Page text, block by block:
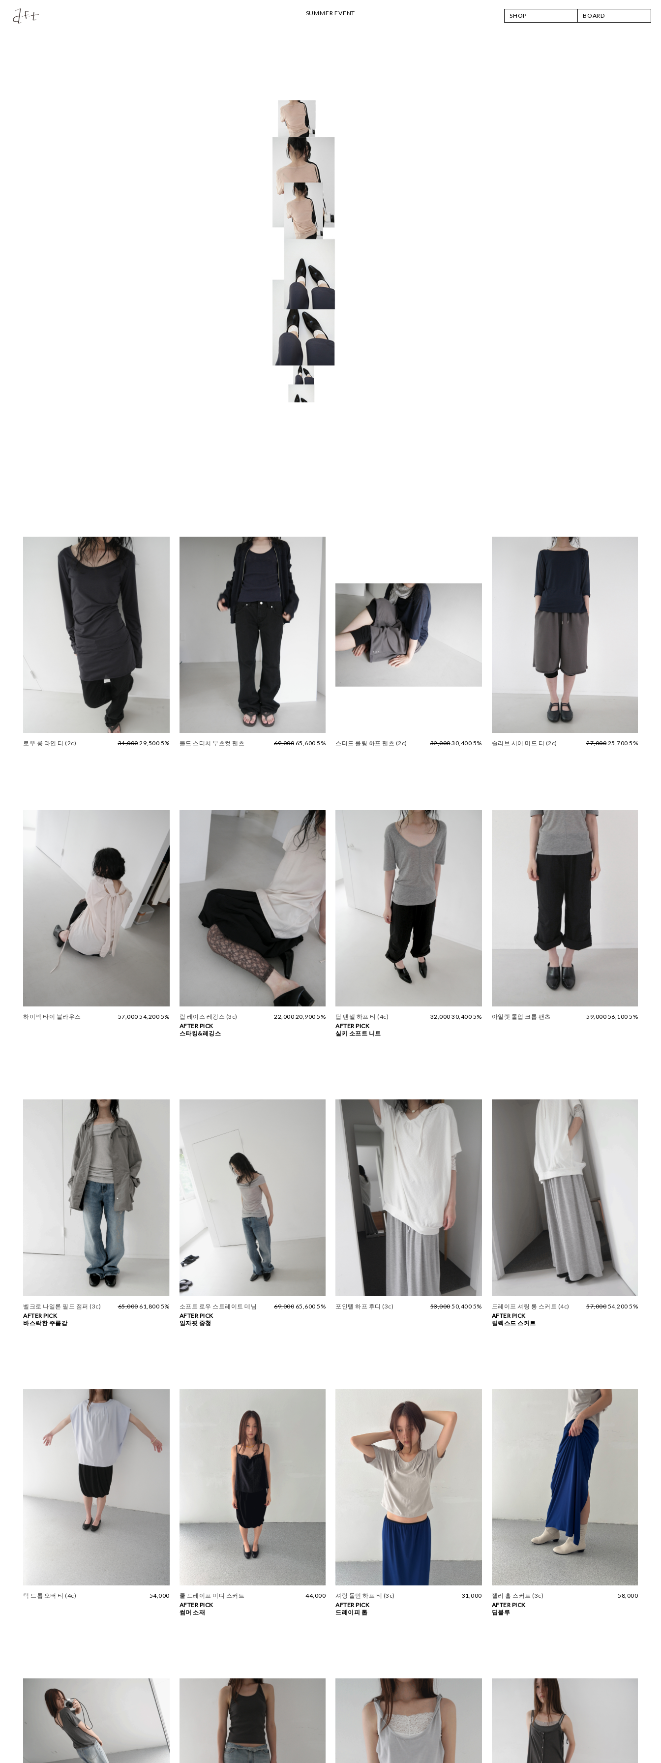
SHOP
BOARD
로우 롱 라인 티 (2c) 31,00029,500 5% 볼드 스티치 부츠컷 팬츠 69,000 65,600 5% 스터드 롤링 하프 팬츠 (2c) 32,00030,400 5% 슬리브 시어 미드 티 (2c) 27,000 25,700 5%
하이넥 타이 블라우스 57,00054,200 5% 립 레이스 레깅스 (3c) 22,000 20,900 5%
AFTER PICK
스타킹&레깅스
딥 텐셀 하프 티 (4c) 32,00030,400 5%
AFTER PICK
실키 소프트 니트
아일렛 롤업 크롭 팬츠 59,000 56,100 5%
벨크로 나일론 필드 점퍼 (3c) 65,00061,800 5%
AFTER PICK
바스락한 주름감
소프트 로우 스트레이트 데님 69,000 65,600 5%
AFTER PICK
일자핏 중청
포인텔 하프 후디 (3c) 53,00050,400 5% 드레이프 셔링 롱 스커트 (4c) 57,000 54,200 5%
AFTER PICK
릴렉스드 스커트
턱 드롭 오버 티 (4c) 54,000 쿨 드레이프 미디 스커트
44,000
AFTER PICK
썸머 소재
셔링 돌먼 하프 티 (3c)
31,000
AFTER PICK
드레이피 톱
젤리 훌 스커트 (3c)
58,000
AFTER PICK
딥블루